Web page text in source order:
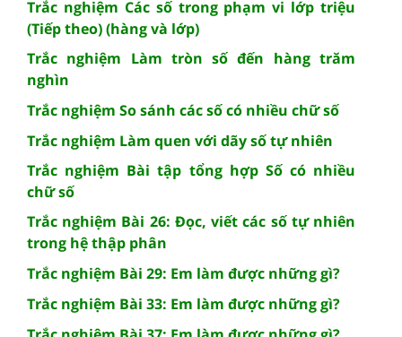
Trắc nghiệm Các số trong phạm vi lớp triệu
(Tiếp theo) (hàng và lớp)
Trắc nghiệm Làm tròn số đến hàng trăm
nghìn
Trắc nghiệm So sánh các số có nhiều chữ số
Trắc nghiệm Làm quen với dãy số tự nhiên
Trắc nghiệm Bài tập tổng hợp Số có nhiều
chữ số
Trắc nghiệm Bài 26: Đọc, viết các số tự nhiên
trong hệ thập phân
Trắc nghiệm Bài 29: Em làm được những gì?
Trắc nghiệm Bài 33: Em làm được những gì?